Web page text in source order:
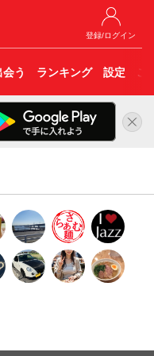
登録/ログイン
会う ランキング 設定 こ